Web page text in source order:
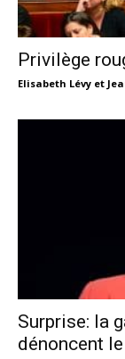
Privilège
Elisabeth Lévy et
Surprise: la
dénoncent